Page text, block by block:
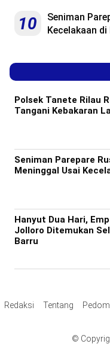
10
Seniman
Kecelakaan di
Polsek Tanete Rilau
Tangani Kebakaran
Seniman Parepare
Meninggal Usai
Hanyut Dua Hari,
Jolloro Ditemukan
Barru
Redaksi Tentang
©